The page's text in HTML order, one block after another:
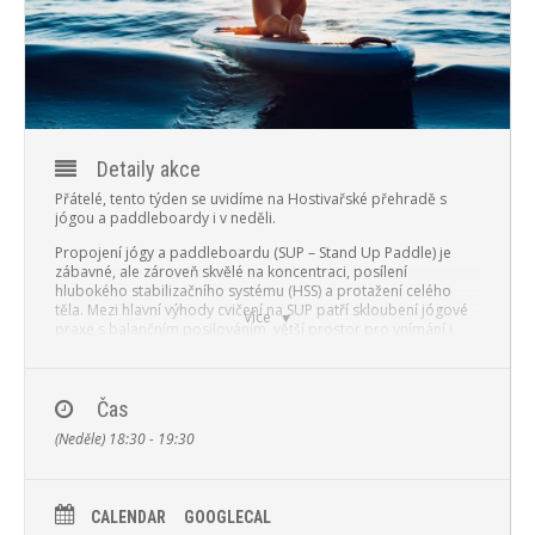
PROGRAM
GALERIE
WEBKAMERA
KONTAKTY
Více
Detaily akce
Přátelé, tento týden se uvidíme na Hostivařské přehradě s
jógou a paddleboardy i v neděli.
Propojení jógy a paddleboardu (SUP – Stand Up Paddle) je
zábavné, ale zároveň skvělé na koncentraci, posílení
hlubokého stabilizačního systému (HSS) a protažení celého
těla. Mezi hlavní výhody cvičení na SUP patří skloubení jógové
praxe s balančním posilováním, větší prostor pro vnímání i
~~~~~~~~~~~~~~~~~~~~~~~~~~~~~~~~~~
KDY: 28. 6. 2020KDE: Hostivařská přehrada
Cesta z Malešic je možná po dohodě spolujízdou.
Čas
(Neděle) 18:30 - 19:30
CALENDAR GOOGLECAL